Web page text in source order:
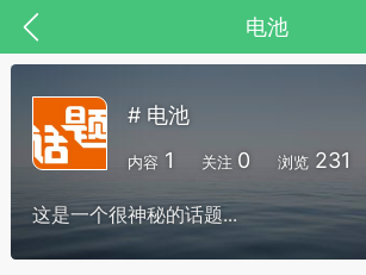
电池
# 电池
内容 1 关注 0 浏览 231
这是一个很神秘的话题...